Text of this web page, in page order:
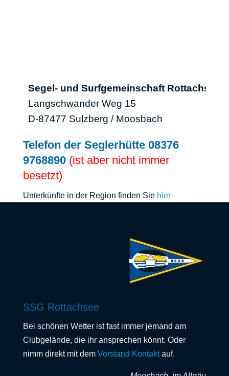
Segel- und Surfgemeinschaft Rottachsee
Langschwander Weg 15
D-87477 Sulzberg / Moosbach
Telefon der Seglerhütte 08376
9768890 (ist aber nicht immer
besetzt)
Unterkünfte in der Region finden Sie hier
SSG Rottachsee
Bei schönen Wetter ist fast immer jemand am
Clubgelände, die ihr ansprechen könnt. Oder
nimm direkt mit dem Vorstand Kontaktauf.